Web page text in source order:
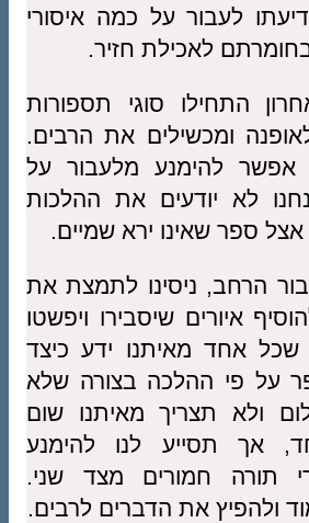
לעבור על כמה איסורי
לאכילת חזיר.
התחילו סוגי תספורות
ומכשילים את הרבים.
אפשר להימנע מלעבור על
לא יודעים את ההלכות
ספר שאינו ירא שמיים.
הרחב, ניסינו לתמצת את
איורים שיסבירו ויפשטו
אחד מאיתנו ידע כיצד
על פי ההלכה בצורה שלא
ולא תצריך מאיתנו שום
אך תסייע לנו להימנע
תורה חמורים מצד שני.
ולהפיץ את הדברים לרבים.